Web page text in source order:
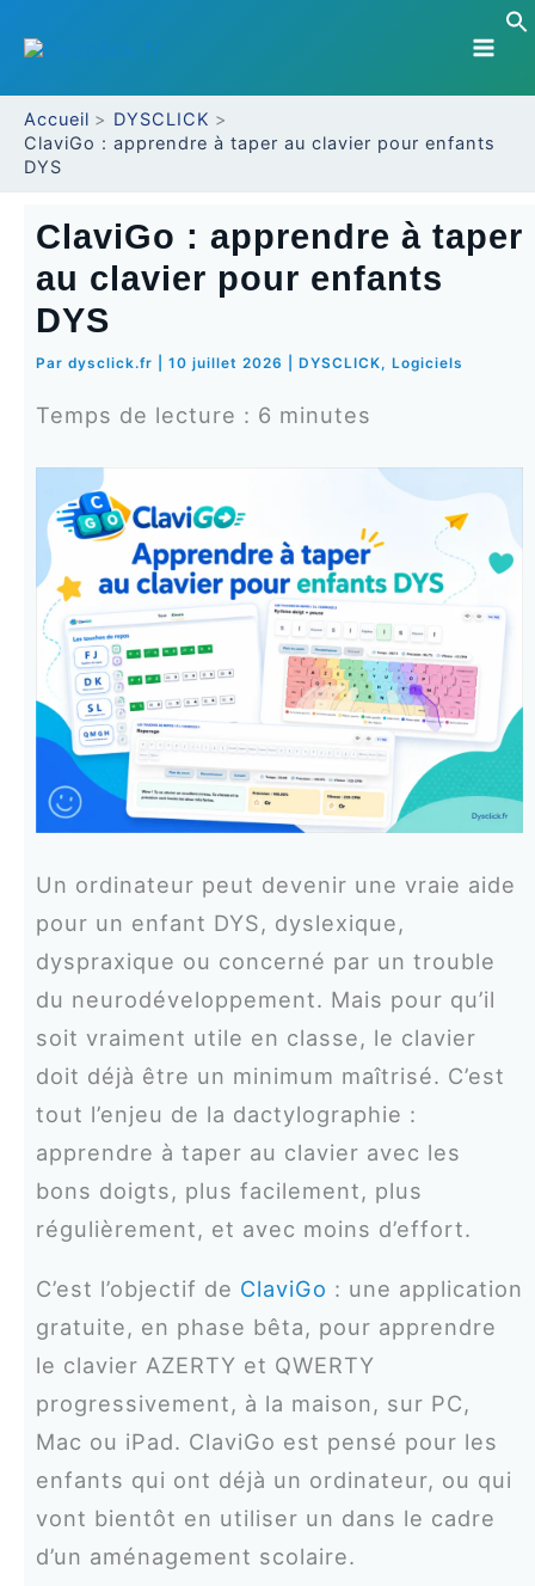
au
contenu
Accueil
DYSCLICK
ClaviGo : apprendre à taper au clavier pour enfants
DYS
ClaviGo : apprendre à taper
au clavier pour enfants
DYS
Par dysclick.fr 10 juillet 2026 DYSCLICK, Logiciels
Temps de lecture : 6 minutes
Un ordinateur peut devenir une vraie aide
pour un enfant DYS, dyslexique,
dyspraxique ou concerné par un trouble
du neurodéveloppement. Mais pour qu’il
soit vraiment utile en classe, le clavier
doit déjà être un minimum maîtrisé. C’est
tout l’enjeu de la dactylographie :
apprendre à taper au clavier avec les
bons doigts, plus facilement, plus
régulièrement, et avec moins d’effort.
C’est l’objectif de ClaviGo : une application
gratuite, en phase bêta, pour apprendre
le clavier AZERTY et QWERTY
progressivement, à la maison, sur PC,
Mac ou iPad. ClaviGo est pensé pour les
enfants qui ont déjà un ordinateur, ou qui
vont bientôt en utiliser un dans le cadre
d’un aménagement scolaire.